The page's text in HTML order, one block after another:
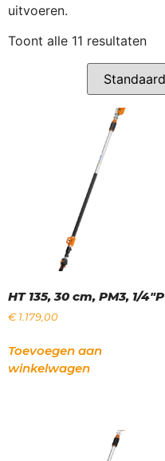
uitvoeren.
Toont alle 11 resultaten
HT 135, 30 cm, PM3, 1/4"P
€1.179,00
Toevoegen aan
winkelwagen